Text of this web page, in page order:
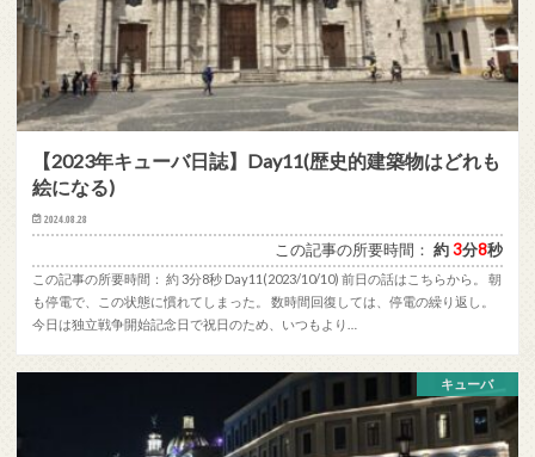
【2023年キューバ日誌】Day11(歴史的建築物はどれも
絵になる)
2024.08.28
この記事の所要時間：約3分8秒
この記事の所要時間： 約 3分8秒 Day11(2023/10/10) 前日の話はこちらから。 朝
も停電で、この状態に慣れてしまった。 数時間回復しては、停電の繰り返し。
今日は独立戦争開始記念日で祝日のため、いつもより…
キューバ